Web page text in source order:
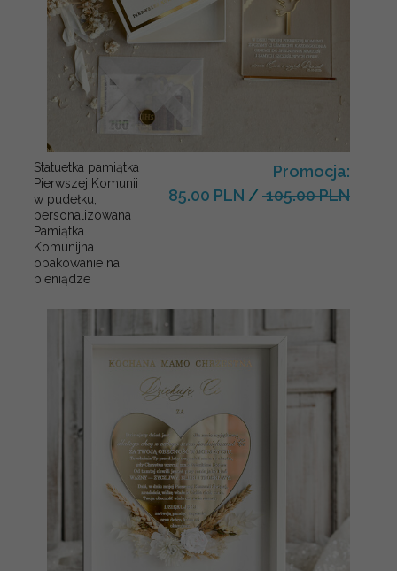
Statuetka pamiątka
Pierwszej Komunii
w pudełku,
personalizowana
Pamiątka
Komunijna
opakowanie na
pieniądze
Promocja:
85.00 PLN / 105.00 PLN